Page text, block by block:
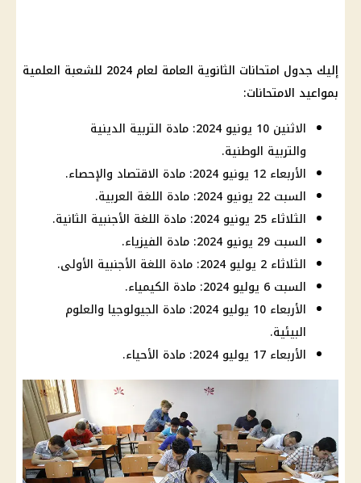
إليك جدول امتحانات الثانوية العامة لعام 2024
للشعبة العلمية
بمواعيد الامتحانات:
الاثنين 10 يونيو 2024: مادة التربية الدينية
والتربية الوطنية.
الأربعاء 12 يونيو 2024: مادة الاقتصاد والإحصاء.
السبت 22 يونيو 2024: مادة اللغة العربية.
الثلاثاء 25 يونيو 2024: مادة اللغة الأجنبية الثانية.
السبت 29 يونيو 2024: مادة الفيزياء.
الثلاثاء 2 يوليو 2024: مادة اللغة الأجنبية الأولى.
السبت 6 يوليو 2024: مادة الكيمياء.
الأربعاء 10 يوليو 2024: مادة الجيولوجيا والعلوم
البيئية.
الأربعاء 17 يوليو 2024: مادة الأحياء.